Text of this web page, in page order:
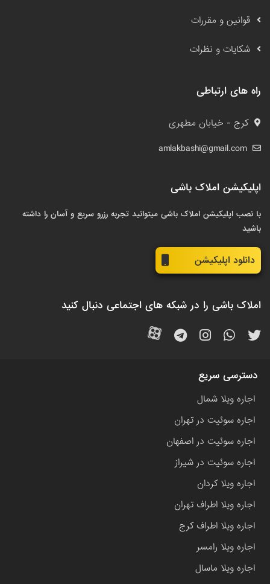
قوانین و مقررات
شکایات و نظرات
راه های ارتباطی
کرج - خیابان مطهری
amlakbashi@gmail.com
اپلیکیشن املاک باشی
با نصب اپلیکیشن املاک باشی میتوانید تجربه رزرو سریع و آسان را داشته
باشید
دانلود اپلیکیشن
املاک باشی را در شبکه های اجتماعی دنبال کنید
دسترسی سریع
اجاره ویلا شمال
اجاره سوئیت در تهران
اجاره سوئیت در اصفهان
اجاره سوئیت در شیراز
اجاره ویلا کردان
اجاره ویلا اطراف تهران
اجاره ویلا اطراف کرج
اجاره ویلا رامسر
اجاره ویلا ماسال